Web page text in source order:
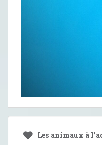
Les animaux à